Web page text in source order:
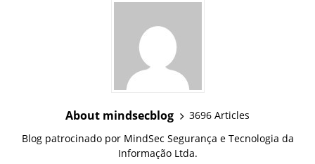
About mindsecblog
3696 Articles
Blog patrocinado por MindSec Segurança e Tecnologia da
Informação Ltda.